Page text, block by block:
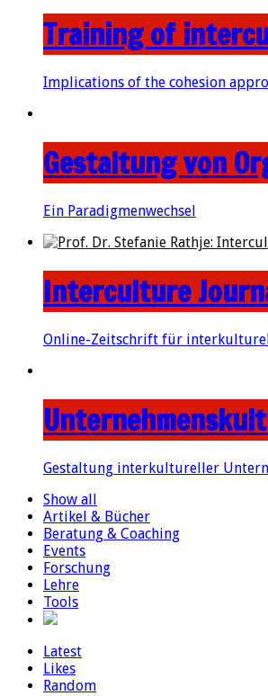
Training of
Implications of the cohesion
Gestaltung von
Ein Paradigmenwechsel
Interculture
Online-Zeitschrift für
Gestaltung interkultureller
Show all
Artikel & Bücher
Beratung & Coaching
Events
Forschung
Lehre
Tools
Latest
Likes
Random